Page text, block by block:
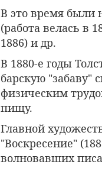
В это время были
(работа велась в
1886) и др.
В 1880-е годы
барскую "забаву"
физическим
пищу.
Главной
"Воскресение"
волновавших